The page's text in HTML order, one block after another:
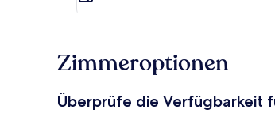
Zimmeroptionen
Überprüfe die Verfügbarkeit